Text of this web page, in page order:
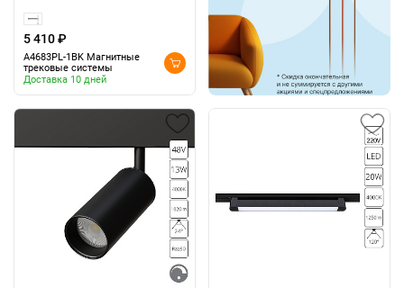
5 410 ₽
A4683PL-1BK Магнитные
трековые системы
Доставка 10 дней